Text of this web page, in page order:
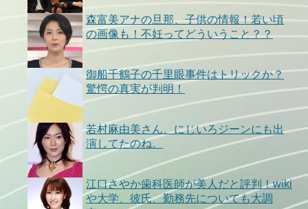
森富美アナの旦那、子供の情報！若い頃
の画像も！不妊ってどういうこと？？
御船千鶴子の千里眼事件はトリックか？
驚愕の真実が判明！
若村麻由美さん、にじいろジーンにも出
演してたのね。
江口さやか歯科医師が美人だと評判！wiki
や大学、彼氏、勤務先についても大調